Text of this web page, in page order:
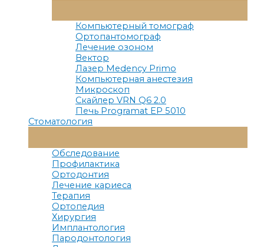
Меню
Компьютерный томограф
Ортопантомограф
Лечение озоном
Вектор
Лазер Medency Primo
Компьютерная анестезия
Микроскоп
Скайлер VRN Q6 2.0
Печь Programat EP 5010
Стоматология
Меню
Обследование
Профилактика
Ортодонтия
Лечение кариеса
Терапия
Ортопедия
Хирургия
Имплантология
Пародонтология